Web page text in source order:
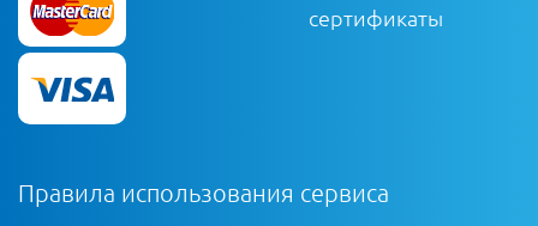
сертификаты
Правила использования сервиса